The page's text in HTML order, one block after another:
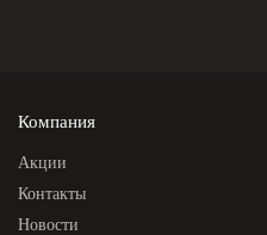
Компания
Акции
Контакты
Новости